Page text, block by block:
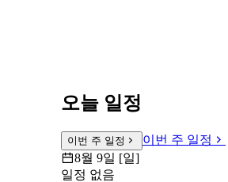
오늘 일정
이번 주 일정
이번 주 일정
8월 9일 [일]
일정 없음